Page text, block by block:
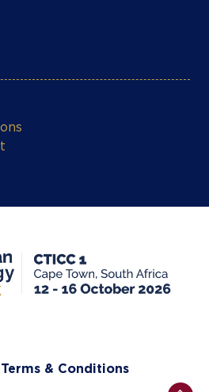
Terms & Conditions